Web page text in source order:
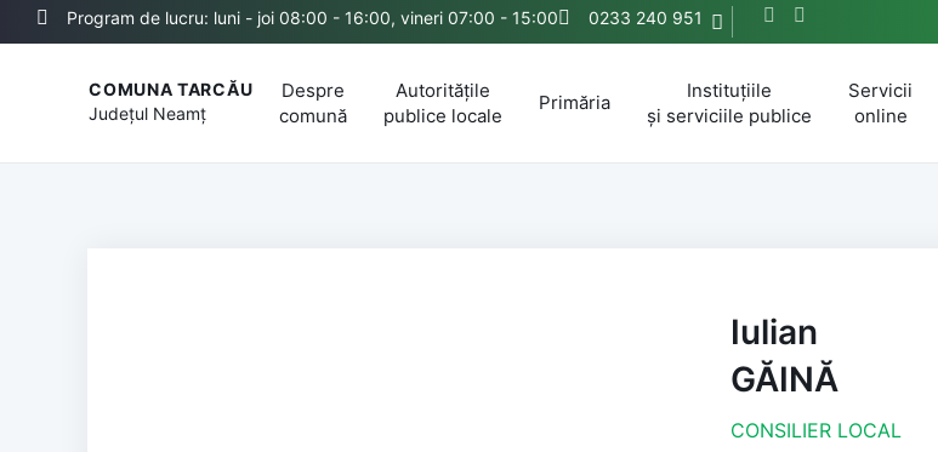
Program de lucru: luni - joi 08:00 - 16:00, vineri 07:00 - 15:00 0233 240 951
COMUNA TARCĂU
Județul Neamț
Despre
comună
Autoritățile
publice locale
Primăria
Instituțiile
și serviciile publice
Servicii
online
Iulian
GĂINĂ
CONSILIER LOCAL